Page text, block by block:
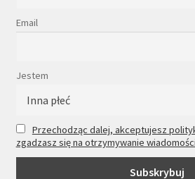
Email
Jestem
Przechodząc dalej, akceptujesz
zgadzasz się na otrzymywanie